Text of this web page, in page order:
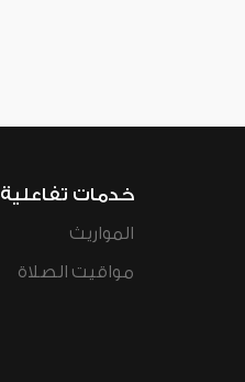
خدمات تفاعلية
المواريث
مواقيت الصلاة